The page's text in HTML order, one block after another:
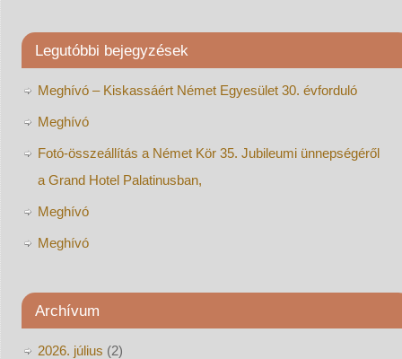
Legutóbbi bejegyzések
Meghívó – Kiskassáért Német Egyesület 30. évforduló
Meghívó
Fotó-összeállítás a Német Kör 35. Jubileumi ünnepségéről
a Grand Hotel Palatinusban,
Meghívó
Meghívó
Archívum
2026. július (2)